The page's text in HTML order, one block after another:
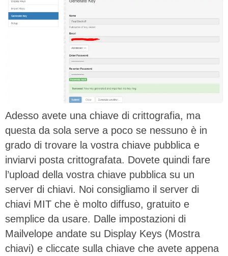
Adesso avete una chiave di crittografia, ma
questa da sola serve a poco se nessuno è in
grado di trovare la vostra chiave pubblica e
inviarvi posta crittografata. Dovete quindi fare
l’upload della vostra chiave pubblica su un
server di chiavi. Noi consigliamo il server di
chiavi MIT che è molto diffuso, gratuito e
semplice da usare. Dalle impostazioni di
Mailvelope andate su Display Keys (Mostra
chiavi) e cliccate sulla chiave che avete appena